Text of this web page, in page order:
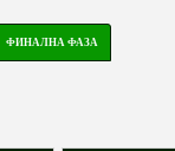
ФИНАЛНА ФАЗА